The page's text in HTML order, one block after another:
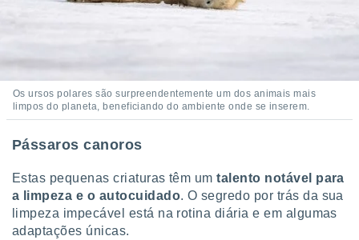
Os ursos polares são surpreendentemente um dos animais mais
limpos do planeta, beneficiando do ambiente onde se inserem.
Pássaros canoros
Estas pequenas criaturas têm umtalento notável para
a limpeza e o autocuidado. O segredo por trás da sua
limpeza impecável está na rotina diária e em algumas
adaptações únicas.